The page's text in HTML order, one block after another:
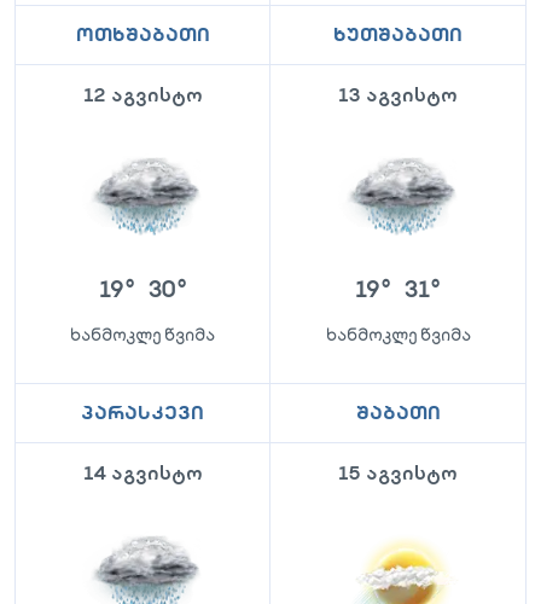
ოთხშაბათი
12 აგვისტო
19° 30°
ხანმოკლე წვიმა
ხუთშაბათი
13 აგვისტო
19° 31°
ხანმოკლე წვიმა
პარასკევი
14 აგვისტო
შაბათი
15 აგვისტო